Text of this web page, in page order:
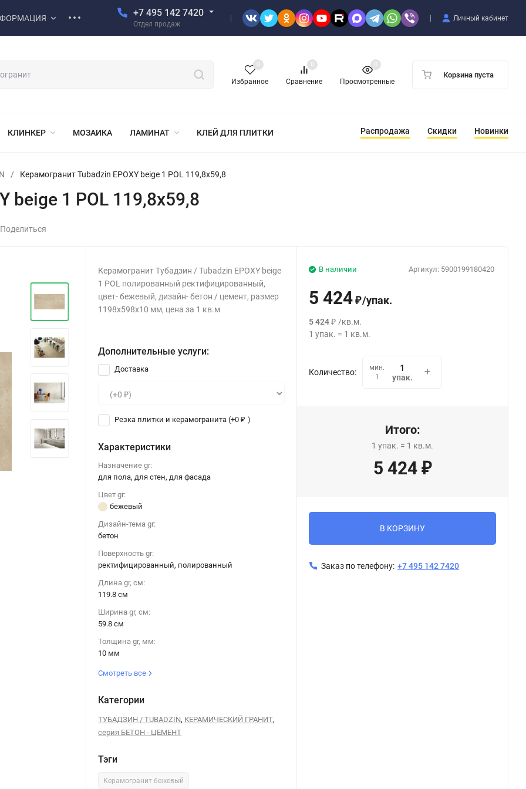
+7 495 142 7420
Отдел продаж
Личный кабинет
Избранное
0
Сравнение
0
Просмотренные
0
Корзина пуста
КЛИНКЕР МОЗАИКА ЛАМИНАТ КЛЕЙ ДЛЯ ПЛИТКИ Распродажа Скидки Новинки
/ Керамогранит Tubadzin EPOXY beige 1 POL 119,8x59,8
beige 1 POL 119,8x59,8
Поделиться
Керамогранит Тубадзин / Tubadzin EPOXY beige
1 POL полированный ректифицированный,
цвет- бежевый, дизайн- бетон / цемент, размер
1198x598x10 мм, цена за 1 кв.м
Дополнительные услуги:
Доставка
Резка плитки и керамогранита (+0₽ )
Характеристики
Назначение gr:
для пола, для стен, для фасада
Цвет gr:
бежевый
Дизайн-тема gr:
бетон
Поверхность gr:
ректифицированный, полированный
Длина gr, см:
119.8 см
Ширина gr, см:
59.8 см
Толщина gr, мм:
10 мм
Смотреть все
Категории
ТУБАДЗИН / TUBADZIN, КЕРАМИЧЕСКИЙ ГРАНИТ,
серия БЕТОН - ЦЕМЕНТ
Тэги
Керамогранит бежевый
Артикул: 5900199180420
В наличии
5 424 ₽/упак.
5 424 ₽ /кв.м.
1 упак. = 1 кв.м.
Количество:
мин.
1
упак.
Итого:
1 упак. = 1 кв.м.
5 424 ₽
В КОРЗИНУ
Заказ по телефону: +7 495 142 7420